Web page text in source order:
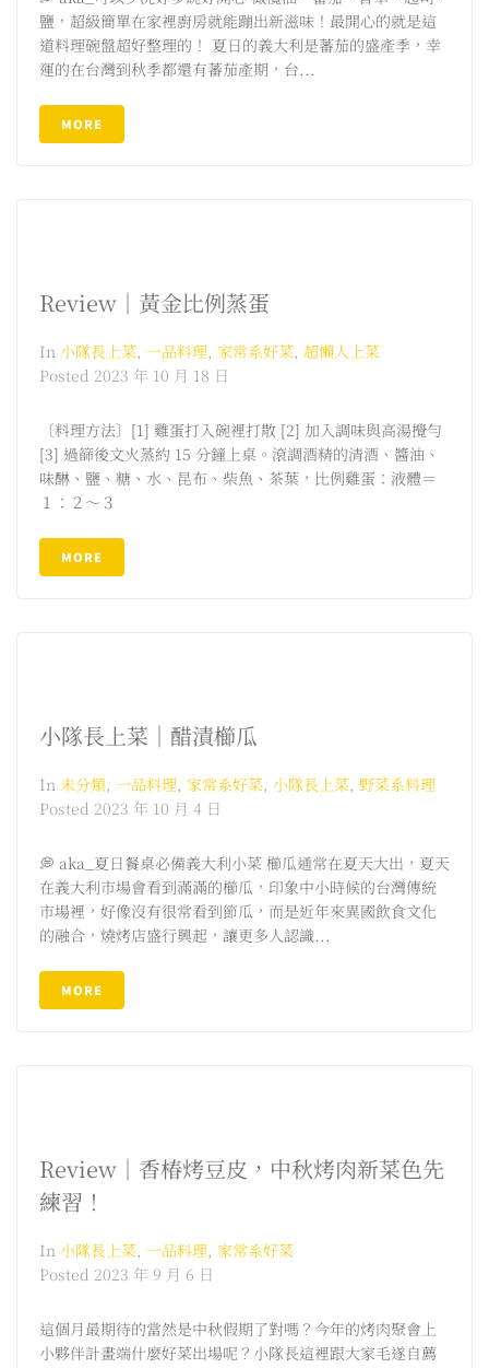
鹽，超級簡單在家裡廚房就能蹦出新滋味！最開心的就是這
道料理碗盤超好整理的！ 夏日的義大利是蕃茄的盛產季，幸
運的在台灣到秋季都還有蕃茄產期，台...
MORE
Review｜黃金比例蒸蛋
In 小隊長上菜, 一品料理, 家常系好菜, 超懶人上菜
Posted 2023 年 10 月 18 日
〔料理方法〕[1] 雞蛋打入碗裡打散 [2] 加入調味與高湯攪勻
[3] 過篩後文火蒸約 15 分鐘上桌。滾調酒精的清酒、醬油、
味醂、鹽、糖、水、昆布、柴魚、茶葉，比例雞蛋：液體＝
１：２～３
MORE
小隊長上菜｜醋漬櫛瓜
In 未分類, 一品料理, 家常系好菜, 小隊長上菜, 野菜系料理
Posted 2023 年 10 月 4 日
💭 aka_夏日餐桌必備義大利小菜 櫛瓜通常在夏天大出，夏天
在義大利市場會看到滿滿的櫛瓜，印象中小時候的台灣傳統
市場裡，好像沒有很常看到節瓜，而是近年來異國飲食文化
的融合，燒烤店盛行興起，讓更多人認識...
MORE
Review｜香椿烤豆皮，中秋烤肉新菜色先
練習！
In 小隊長上菜, 一品料理, 家常系好菜
Posted 2023 年 9 月 6 日
這個月最期待的當然是中秋假期了對嗎？今年的烤肉聚會上
小夥伴計畫端什麼好菜出場呢？小隊長這裡跟大家毛遂自薦